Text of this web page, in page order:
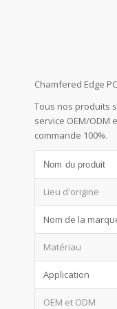
Chamfered Edge
Tous nos produits
service OEM/
commande 100%.
Nom du produit
Lieu d'origine
Nom de la
Matériau
Application
OEM et ODM